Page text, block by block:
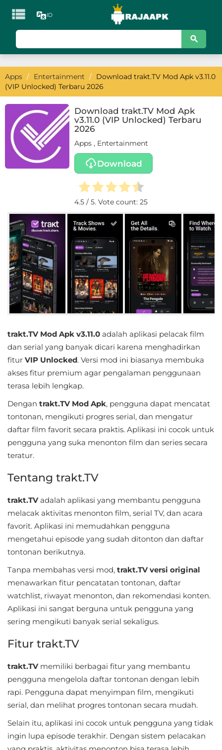
 ID
Games
Action
Arcade
Board
Card
Casual
Educational
First
Person
Horror
Music
Puzzle
Racing
Role
Playing
Sandbox
Shooting
Simulation
Standalone
Driven
Trivia
Word
Apps
Art
&
Design
Auto
Apps / Entertainment / Download trakt.TV Mod Apk v3.11.0
(VIP Unlocked) Terbaru 2026
Download trakt.TV Mod Apk
v3.11.0 (VIP Unlocked) Terbaru
2026
Apps , Entertainment
Download
4.5 / 5. Vote count: 25
trakt.TV Mod Apk v3.11.0 adalah aplikasi pelacak film
dan serial yang banyak dicari karena menghadirkan
fitur VIP Unlocked. Versi mod ini biasanya membuka
akses fitur premium agar pengalaman penggunaan
terasa lebih lengkap.
Dengan trakt.TV Mod Apk, pengguna dapat mencatat
tontonan, mengikuti progres serial, dan mengatur
daftar film favorit secara praktis. Aplikasi ini cocok untuk
pengguna yang suka menonton film dan series secara
teratur.
Tentang trakt.TV
trakt.TV adalah aplikasi yang membantu pengguna
melacak aktivitas menonton film, serial TV, dan acara
favorit. Aplikasi ini memudahkan pengguna
mengetahui episode yang sudah ditonton dan daftar
tontonan berikutnya.
Tanpa membahas versi mod, trakt.TV versi original
menawarkan fitur pencatatan tontonan, daftar
watchlist, riwayat menonton, dan rekomendasi konten.
Aplikasi ini sangat berguna untuk pengguna yang
sering mengikuti banyak serial sekaligus.
Fitur trakt.TV
trakt.TV memiliki berbagai fitur yang membantu
pengguna mengelola daftar tontonan dengan lebih
rapi. Pengguna dapat menyimpan film, mengikuti
serial, dan melihat progres tontonan secara mudah.
Selain itu, aplikasi ini cocok untuk pengguna yang tidak
ingin lupa episode terakhir. Dengan sistem pelacakan